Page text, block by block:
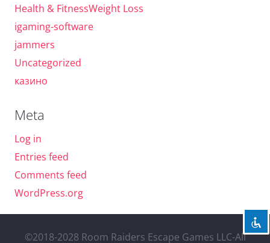
Health & FitnessWeight Loss
igaming-software
jammers
Uncategorized
казино
Meta
Log in
Entries feed
Comments feed
WordPress.org
©2018-2028 Room Raiders Escape Games LLC-All